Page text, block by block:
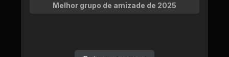
Melhor grupo de amizade de 2025